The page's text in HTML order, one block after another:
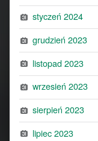
styczeń 2024
grudzień 2023
listopad 2023
wrzesień 2023
sierpień 2023
lipiec 2023